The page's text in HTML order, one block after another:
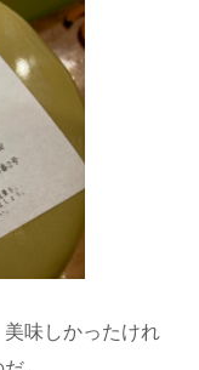
味しかったけれ